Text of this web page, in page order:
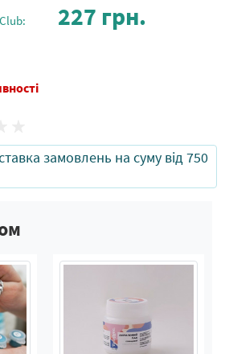
227 грн.
замовлень на суму від 750